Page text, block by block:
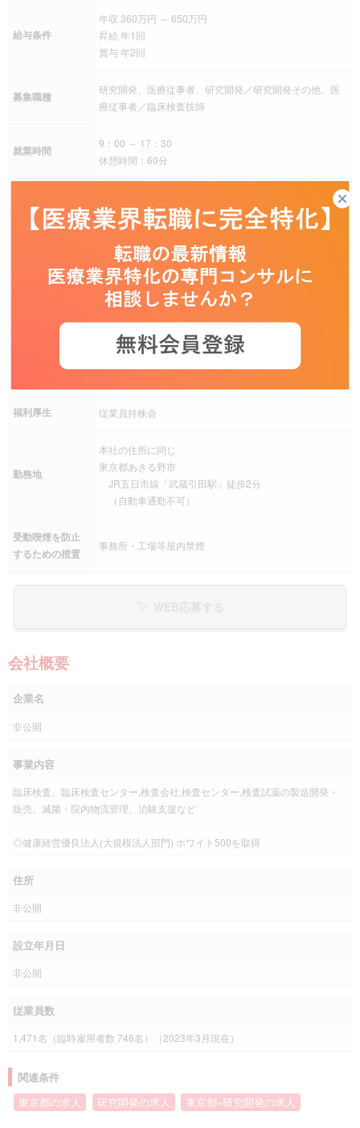
給与条件
年収 360万円 ～ 650万円
昇給 年1回
賞与 年2回
募集職種
研究開発、医療従事者、研究開発／研究開発その他、医
療従事者／臨床検査技師
就業時間
9：00 ～ 17：30
休憩時間：60分
休日休暇
年末年始、有給休暇、慶弔休暇、産前産後休暇、介護休
暇、年間休日120日以上
その他
・週休2日制（土・日休み、日・月休み等シフトによる）
※所属部署・勤務地により休日を振替えることがある
交通費（通勤手当）、退職金制度
福利厚生 従業員持株会
勤務地
本社の住所に同じ
東京都あきる野市
JR五日市線「武蔵引田駅」徒歩2分
（自動車通勤不可）
受動喫煙を防止
するための措置
事務所・工場等屋内禁煙
会社概要
企業名
非公開
事業内容
臨床検査、臨床検査センター,検査会社,検査センター,検査試薬の製造開発・
販売、滅菌・院内物流管理、治験支援など
◎健康経営優良法人(大規模法人部門) ホワイト500を取得
住所
非公開
設立年月日
非公開
従業員数
1,471名（臨時雇用者数 746名）（2023年3月現在）
関連条件
東京都の求人 研究開発の求人 東京都×研究開発の求人